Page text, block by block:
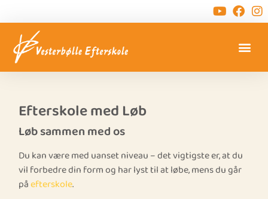
Efterskole med Løb
Løb sammen med os
Du kan være med uanset niveau – det vigtigste er, at du
vil forbedre din form og har lyst til at løbe, mens du går
påefterskole.